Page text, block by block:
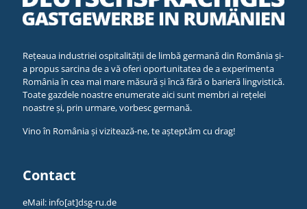
Rețeaua industriei ospitalității de limbă germană din România și-
a propus sarcina de a vă oferi oportunitatea de a experimenta
România în cea mai mare măsură și încă fără o barieră lingvistică.
Toate gazdele noastre enumerate aici sunt membri ai rețelei
noastre și, prin urmare, vorbesc germană.
Vino în România și vizitează-ne, te așteptăm cu drag!
Contact
eMail: info[at]dsg-ru.de